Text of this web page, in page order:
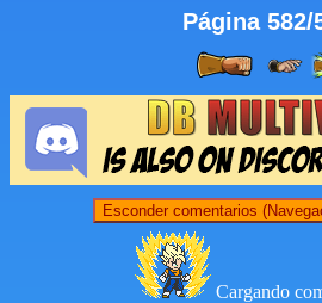
Página 582/
Esconder comentarios
Cargando